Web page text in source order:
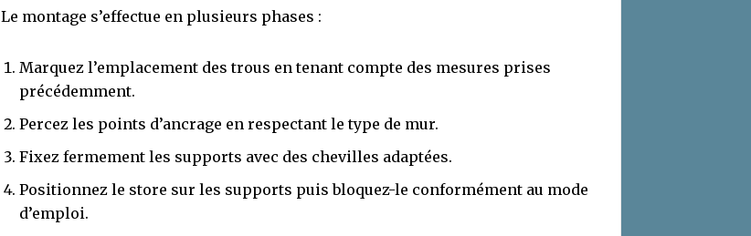
Le montage s’effectue en plusieurs phases :
Marquez l’emplacement des trous en tenant compte des mesures prises
précédemment.
Percez les points d’ancrage en respectant le type de mur.
Fixez fermement les supports avec des chevilles adaptées.
Positionnez le store sur les supports puis bloquez-le conformément au mode
d’emploi.